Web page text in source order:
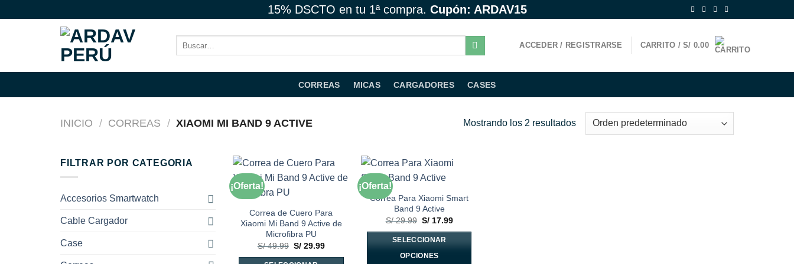
al
15% DSCTO en tu 1ª compra. Cupón: ARDAV15
ACCEDER / REGISTRARSE CARRITO /S/ 0.00
CORREAS MICAS CARGADORES CASES
INICIO / CORREAS / XIAOMI MI BAND 9 ACTIVE Mostrando los 2 resultados
FILTRAR POR CATEGORIA
Accesorios Smartwatch
Cable Cargador
Case
¡Oferta!
deseos
Correa de Cuero Para
Xiaomi Mi Band 9 Active de
Microfibra PU
S/49.99 El
original
S/ 29.99El
¡Oferta!
a la
Correa Para Xiaomi Smart
Band 9 Active
S/29.99 El
original
era:
S/ 29.99.
S/17.99El
es:
SELECCIONAR
OPCIONES